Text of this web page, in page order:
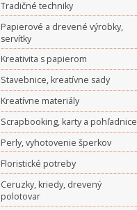
Tradičné techniky
Papierové a drevené výrobky,
servítky
Kreativita s papierom
Stavebnice, kreatívne sady
Kreatívne materiály
Scrapbooking, karty a pohľadnice
Perly, vyhotovenie šperkov
Floristické potreby
Ceruzky, kriedy, drevený
polotovar
Vložiť do košíka